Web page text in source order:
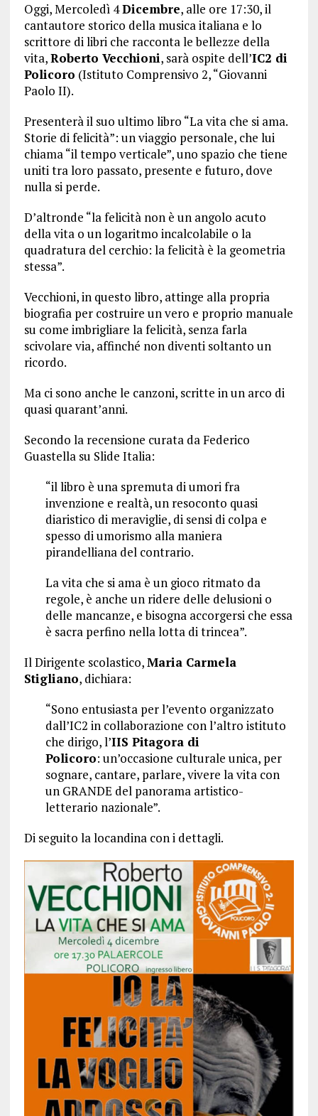
Oggi, Mercoledì 4Dicembre, alle ore 17:30, il
cantautore storico della musica italiana e lo
scrittore di libri che racconta le bellezze della
vita,Roberto Vecchioni, sarà ospite dell’IC2 di
Policoro (Istituto Comprensivo 2, “Giovanni
Paolo II).
Presenterà il suo ultimo libro “La vita che si ama.
Storie di felicità”: un viaggio personale, che lui
chiama “il tempo verticale”, uno spazio che tiene
uniti tra loro passato, presente e futuro, dove
nulla si perde.
D’altronde “la felicità non è un angolo acuto
della vita o un logaritmo incalcolabile o la
quadratura del cerchio: la felicità è la geometria
stessa”.
Vecchioni, in questo libro, attinge alla propria
biografia per costruire un vero e proprio manuale
su come imbrigliare la felicità, senza farla
scivolare via, affinché non diventi soltanto un
ricordo.
Ma ci sono anche le canzoni, scritte in un arco di
quasi quarant’anni.
Secondo la recensione curata da Federico
Guastella su Slide Italia:
“il libro è una spremuta di umori fra
invenzione e realtà, un resoconto quasi
diaristico di meraviglie, di sensi di colpa e
spesso di umorismo alla maniera
pirandelliana del contrario.
La vita che si ama è un gioco ritmato da
regole, è anche un ridere delle delusioni o
delle mancanze, e bisogna accorgersi che essa
è sacra perfino nella lotta di trincea”.
Il Dirigente scolastico,Maria Carmela
Stigliano, dichiara:
“Sono entusiasta per l’evento organizzato
dall’IC2 in collaborazione con l’altro istituto
che dirigo, l’IIS Pitagora di
Policoro: un’occasione culturale unica, per
sognare, cantare, parlare, vivere la vita con
un GRANDE del panorama artistico-
letterario nazionale”.
Di seguito la locandina con i dettagli.